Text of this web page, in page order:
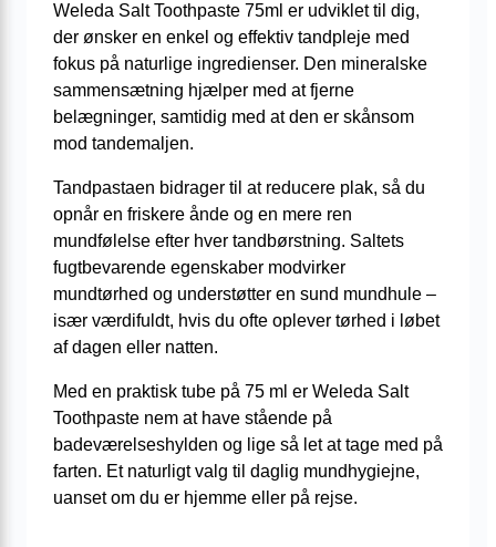
Weleda Salt Toothpaste 75ml er udviklet til dig,
der ønsker en enkel og effektiv tandpleje med
fokus på naturlige ingredienser. Den mineralske
sammensætning hjælper med at fjerne
belægninger, samtidig med at den er skånsom
mod tandemaljen.
Tandpastaen bidrager til at reducere plak, så du
opnår en friskere ånde og en mere ren
mundfølelse efter hver tandbørstning. Saltets
fugtbevarende egenskaber modvirker
mundtørhed og understøtter en sund mundhule –
især værdifuldt, hvis du ofte oplever tørhed i løbet
af dagen eller natten.
Med en praktisk tube på 75 ml er Weleda Salt
Toothpaste nem at have stående på
badeværelseshylden og lige så let at tage med på
farten. Et naturligt valg til daglig mundhygiejne,
uanset om du er hjemme eller på rejse.